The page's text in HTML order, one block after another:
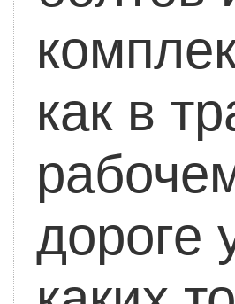
как в
дороге